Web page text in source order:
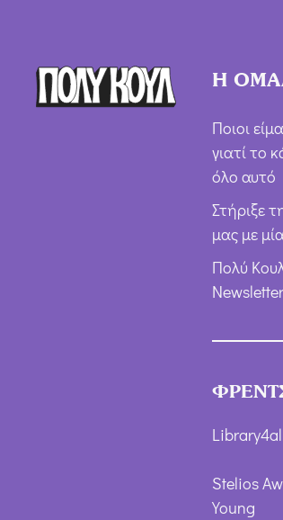
Η
Ποιοι
γιατί το
όλο αυτό
Στήριξε
μας με
Πολύ
Newsletter
Stelios
Young